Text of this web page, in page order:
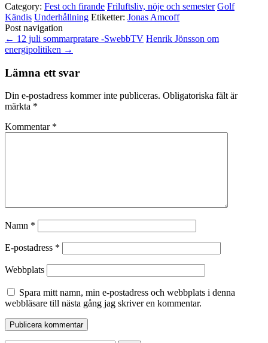
Category: Fest och firande Friluftsliv, nöje och semester Golf
Kändis Underhållning Etiketter: Jonas Amcoff
Post navigation
← 12 juli sommarpratare -SwebbTV Henrik Jönsson om
energipolitiken →
Lämna ett svar
Din e-postadress kommer inte publiceras. Obligatoriska fält är
märkta *
Kommentar *
Namn *
E-postadress *
Webbplats
Spara mitt namn, min e-postadress och webbplats i denna
webbläsare till nästa gång jag skriver en kommentar.